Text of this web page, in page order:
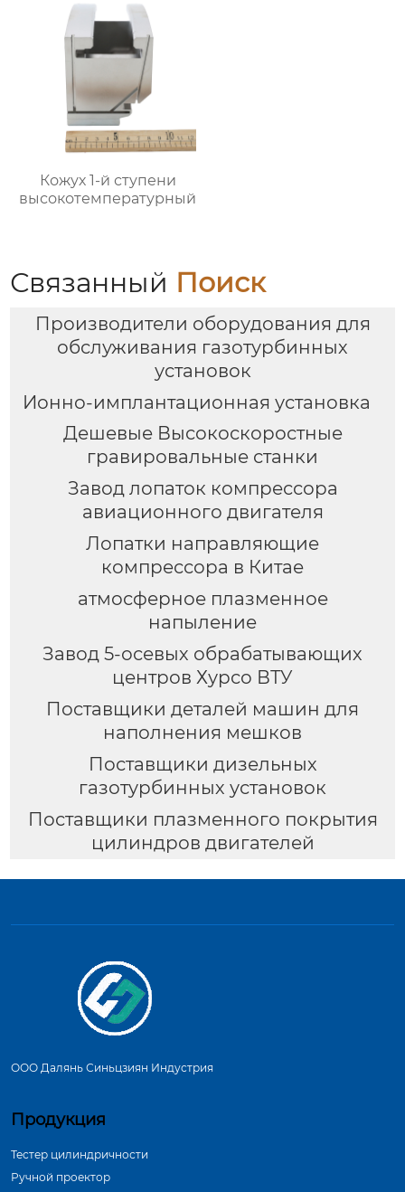
Кожух 1-й ступени
высокотемпературный
Связанный Поиск
Производители оборудования для
обслуживания газотурбинных
установок
Ионно-имплантационная установка
Дешевые Высокоскоростные
гравировальные станки
Завод лопаток компрессора
авиационного двигателя
Лопатки направляющие
компрессора в Китае
атмосферное плазменное
напыление
Завод 5-осевых обрабатывающих
центров Хурсо ВТУ
Поставщики деталей машин для
наполнения мешков
Поставщики дизельных
газотурбинных установок
Поставщики плазменного покрытия
цилиндров двигателей
ООО Далянь Синьцзиян Индустрия
Продукция
Тестер цилиндричности
Ручной проектор